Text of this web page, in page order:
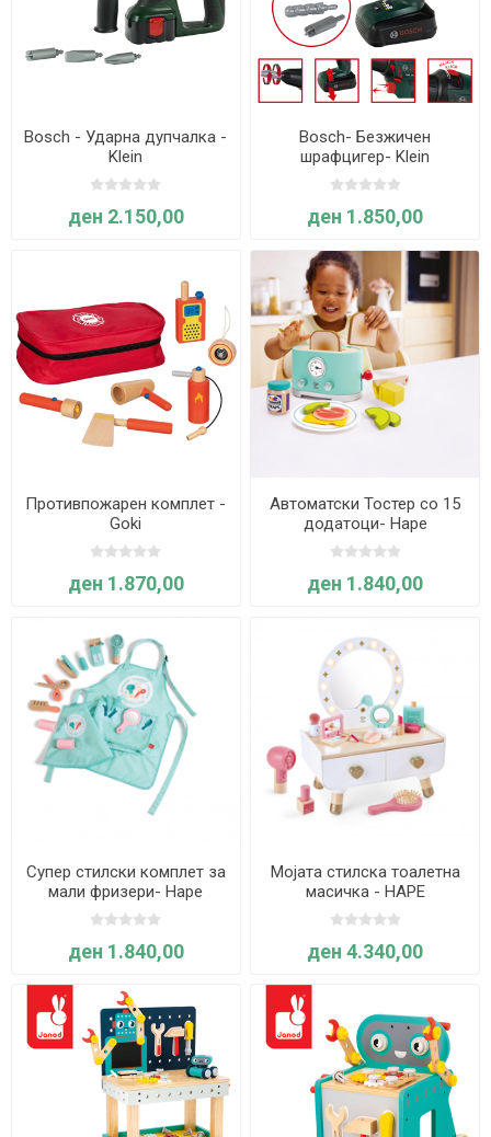
Bosch - Ударна дупчалка -
Klein
ден 2.150,00
Bosch- Безжичен
шрафцигер- Klein
ден 1.850,00
Противпожарен комплет -
Goki
ден 1.870,00
Автоматски Тостер со 15
додатоци- Hape
ден 1.840,00
Супер стилски комплет за
мали фризери- Hape
ден 1.840,00
Мојата стилска тоалетна
масичка - HAPE
ден 4.340,00